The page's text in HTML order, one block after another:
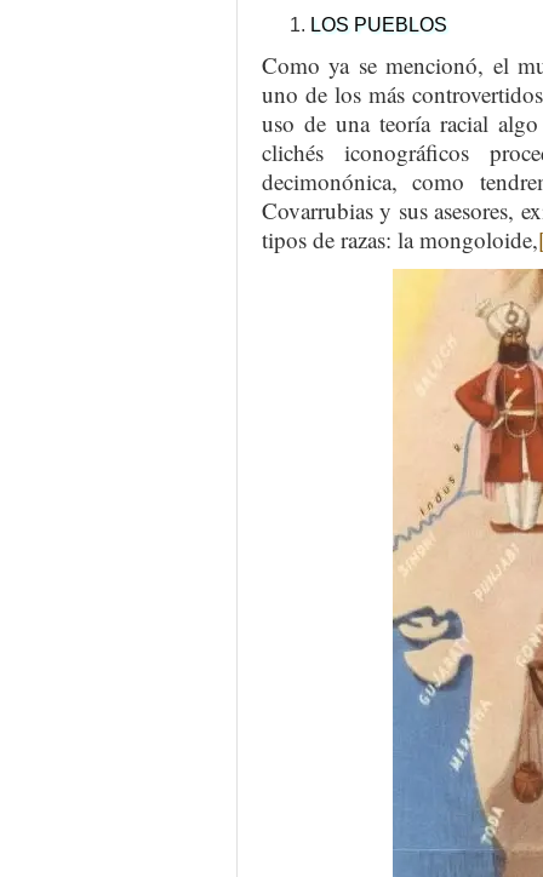
LOS PUEBLOS
Como ya se mencionó, el
uno de los más
uso de una teoría racial
clichés iconográficos
decimonónica, como
Covarrubias y sus asesores,
tipos de razas: la mongoloide,